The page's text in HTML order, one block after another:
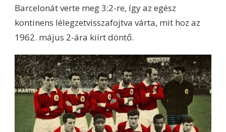
Barcelonát verte meg 3:2-re, így az egész
kontinens lélegzetvisszafojtva várta, mit hoz az
1962. május 2-ára kiírt döntő.